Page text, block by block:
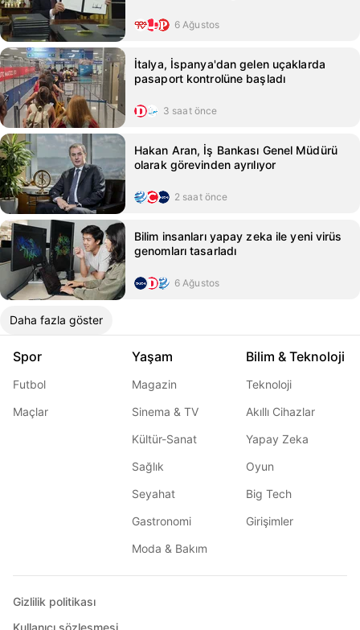
6 Ağustos
İtalya, İspanya'dan gelen uçaklarda
pasaport kontrolüne başladı
3 saat önce
Hakan Aran, İş Bankası Genel Müdürü
olarak görevinden ayrılıyor
2 saat önce
Bilim insanları yapay zeka ile yeni virüs
genomları tasarladı
6 Ağustos
Daha fazla göster
Spor
Futbol
Maçlar
Yaşam
Magazin
Sinema & TV
Kültür-Sanat
Sağlık
Seyahat
Gastronomi
Moda & Bakım
Bilim & Teknoloji
Teknoloji
Akıllı Cihazlar
Yapay Zeka
Oyun
Big Tech
Girişimler
Gizlilik politikası
Kullanıcı sözleşmesi